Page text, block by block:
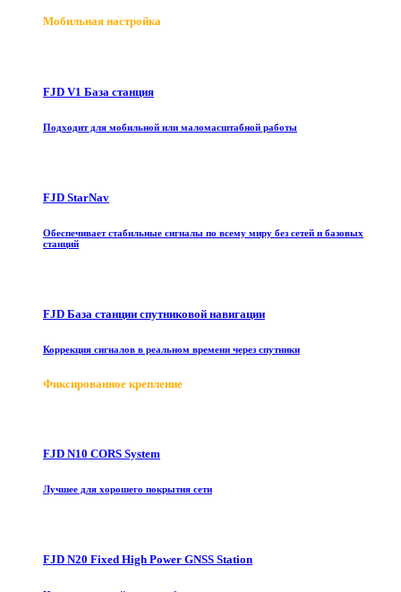
Мобильная настройка
FJD V1 База станция
Подходит для мобильной или маломасштабной работы
FJD StarNav
Обеспечивает стабильные сигналы по всему миру без сетей и базовых
станций
FJD База станции спутниковой навигации
Коррекция сигналов в реальном времени через спутники
Фиксированное крепление
FJD N10 CORS System
Лучшее для хорошего покрытия сети
FJD N20 Fixed High Power GNSS Station